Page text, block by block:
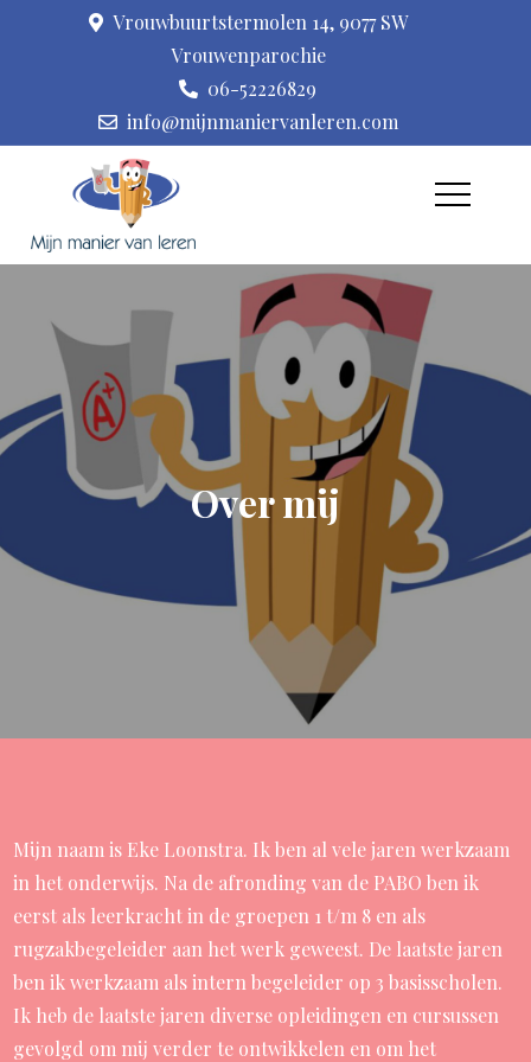
Vrouwbuurtstermolen 14, 9077 SW
Vrouwenparochie
06-52226829
info@mijnmaniervanleren.com
kindercoaching,
kindermassage I Mijn
manier van leren
coaching en kindermassage
Over mij
Mijn naam is Eke Loonstra. Ik ben al vele jaren werkzaam
in het onderwijs. Na de afronding van de PABO ben ik
eerst als leerkracht in de groepen 1 t/m 8 en als
rugzakbegeleider aan het werk geweest. De laatste jaren
ben ik werkzaam als intern begeleider op 3 basisscholen.
Ik heb de laatste jaren diverse opleidingen en cursussen
gevolgd om mij verder te ontwikkelen en om het